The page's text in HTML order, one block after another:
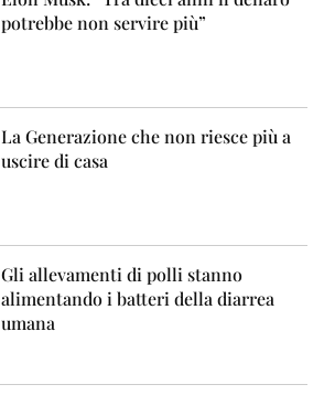
potrebbe non servire più”
La Generazione che non riesce più a
uscire di casa
Gli allevamenti di polli stanno
alimentando i batteri della diarrea
umana